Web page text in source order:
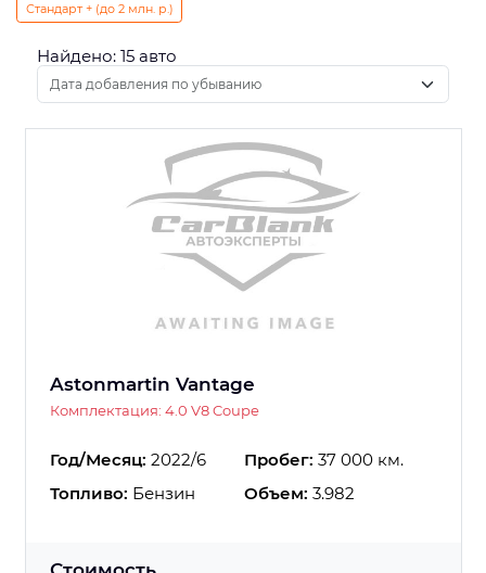
Стандарт + (до 2 млн. р.)
Найдено: 15 авто
Astonmartin Vantage
Комплектация: 4.0 V8 Coupe
Год/Месяц: 2022/6 Пробег: 37 000 км.
Топливо: Бензин Объем: 3.982